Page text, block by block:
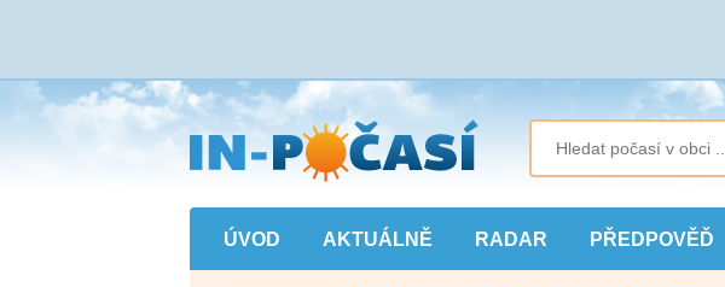
Přejít
na
hlavní
obsah
ÚVOD AKTUÁLNĚ RADAR PŘEDPOVĚĎ